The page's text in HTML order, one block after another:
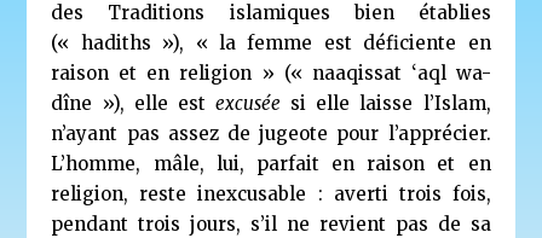
des Traditions islamiques bien établies
(« hadiths »), « la femme est déficiente en
raison et en religion » (« naaqissat ‘aql wa-
dîne »), elle est excusée si elle laisse l’Islam,
n’ayant pas assez de jugeote pour l’apprécier.
L’homme, mâle, lui, parfait en raison et en
religion, reste inexcusable : averti trois fois,
pendant trois jours, s’il ne revient pas de sa